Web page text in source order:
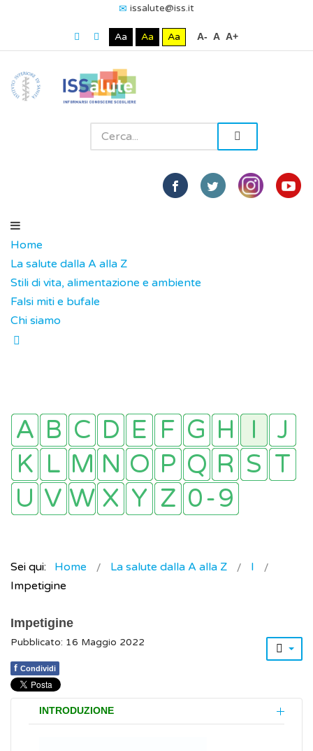
issalute@iss.it
Aa Aa Aa A- A A+
Home
La salute dalla A alla Z
Stili di vita, alimentazione e ambiente
Falsi miti e bufale
Chi siamo
Sei qui: Home La salute dalla A alla Z
I
Impetigine
Impetigine
Pubblicato: 16 Maggio 2022
f Condividi
INTRODUZIONE